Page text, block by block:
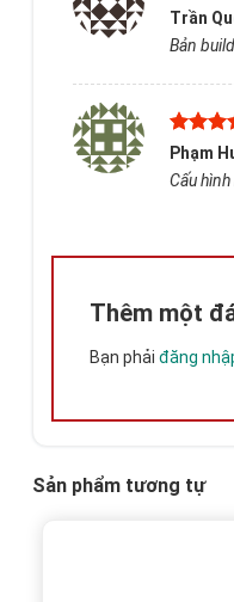
Được
hạng
5
sao
Trần
Bản
Được
hạng
5
sao
Phạm
Cấu
Thêm một
Bạn phải đăng
Sản phẩm tương tự